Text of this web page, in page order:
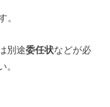
。
別途委任状などが必
。